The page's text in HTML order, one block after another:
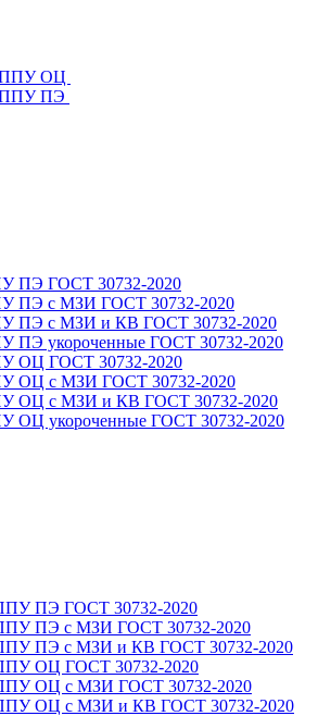
ППУ ОЦ
ППУ ПЭ
ПЭ ГОСТ 30732-2020
ПЭ с МЗИ ГОСТ 30732-2020
ПЭ с МЗИ и КВ ГОСТ 30732-2020
ПЭ укороченные ГОСТ 30732-2020
ОЦ ГОСТ 30732-2020
ОЦ с МЗИ ГОСТ 30732-2020
ОЦ с МЗИ и КВ ГОСТ 30732-2020
ОЦ укороченные ГОСТ 30732-2020
ПЭ ГОСТ 30732-2020
ПЭ с МЗИ ГОСТ 30732-2020
ППУ ПЭ с МЗИ и КВ ГОСТ 30732-2020
ОЦ ГОСТ 30732-2020
ОЦ с МЗИ ГОСТ 30732-2020
ППУ ОЦ с МЗИ и КВ ГОСТ 30732-2020